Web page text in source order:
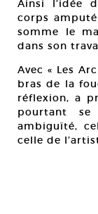
Ainsi l’idée
corps
somme le
dans son
Avec « Les
bras de la
réflexion, a
pourtant se
ambiguïté,
celle de